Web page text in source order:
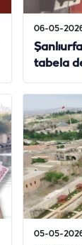
06-05-
tabela
05-05-